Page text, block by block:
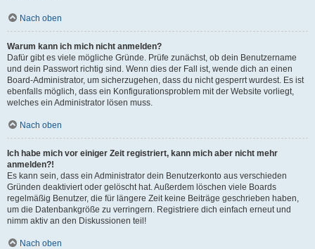
Nach oben
Warum kann ich mich nicht anmelden?
Dafür gibt es viele mögliche Gründe. Prüfe zunächst, ob dein Benutzername
und dein Passwort richtig sind. Wenn dies der Fall ist, wende dich an einen
Board-Administrator, um sicherzugehen, dass du nicht gesperrt wurdest. Es ist
ebenfalls möglich, dass ein Konfigurationsproblem mit der Website vorliegt,
welches ein Administrator lösen muss.
Nach oben
Ich habe mich vor einiger Zeit registriert, kann mich aber nicht mehr
anmelden?!
Es kann sein, dass ein Administrator dein Benutzerkonto aus verschieden
Gründen deaktiviert oder gelöscht hat. Außerdem löschen viele Boards
regelmäßig Benutzer, die für längere Zeit keine Beiträge geschrieben haben,
um die Datenbankgröße zu verringern. Registriere dich einfach erneut und
nimm aktiv an den Diskussionen teil!
Nach oben